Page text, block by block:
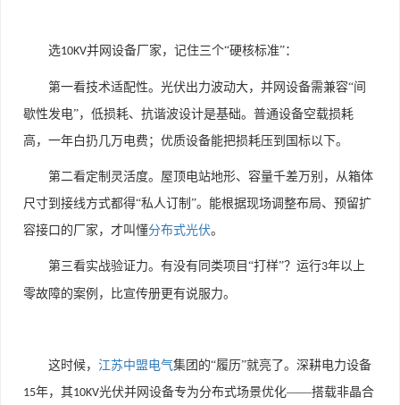
选10KV并网设备厂家，记住三个“硬核标准”：
第一看技术适配性。光伏出力波动大，并网设备需兼容“间
歇性发电”，低损耗、抗谐波设计是基础。普通设备空载损耗
高，一年白扔几万电费；优质设备能把损耗压到国标以下。
第二看定制灵活度。屋顶电站地形、容量千差万别，从箱体
尺寸到接线方式都得“私人订制”。能根据现场调整布局、预留扩
容接口的厂家，才叫懂分布式光伏。
第三看实战验证力。有没有同类项目 “打样”？运行3年以上
零故障的案例，比宣传册更有说服力。
这时候， 江苏中盟电气集团的“履历”就亮了。深耕电力设备
15年，其10KV光伏并网设备专为分布式场景优化——搭载非晶合